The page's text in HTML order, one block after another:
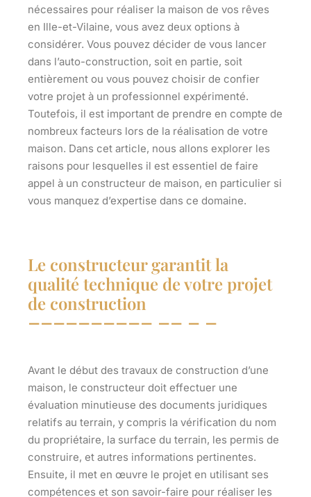
nécessaires pour réaliser la maison de vos rêves
en Ille-et-Vilaine, vous avez deux options à
considérer. Vous pouvez décider de vous lancer
dans l’auto-construction, soit en partie, soit
entièrement ou vous pouvez choisir de confier
votre projet à un professionnel expérimenté.
Toutefois, il est important de prendre en compte de
nombreux facteurs lors de la réalisation de votre
maison. Dans cet article, nous allons explorer les
raisons pour lesquelles il est essentiel de faire
appel à un constructeur de maison, en particulier si
vous manquez d’expertise dans ce domaine.
Le constructeur garantit la
qualité technique de votre projet
de construction
Avant le début des travaux de construction d’une
maison, le constructeur doit effectuer une
évaluation minutieuse des documents juridiques
relatifs au terrain, y compris la vérification du nom
du propriétaire, la surface du terrain, les permis de
construire, et autres informations pertinentes.
Ensuite, il met en œuvre le projet en utilisant ses
compétences et son savoir-faire pour réaliser les